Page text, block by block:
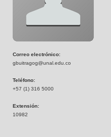
Correo electrónico:
gbuitragog@unal.edu.co
Teléfono:
+57 (1) 316 5000
Extensión:
10982